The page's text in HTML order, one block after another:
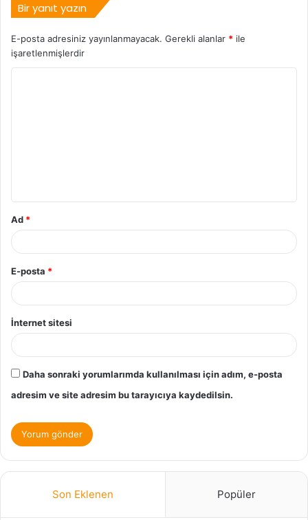
Bir yanıt yazın
E-posta adresiniz yayınlanmayacak. Gerekli alanlar * ile
işaretlenmişlerdir
Ad *
E-posta *
İnternet sitesi
Daha sonraki yorumlarımda kullanılması için adım, e-posta
adresim ve site adresim bu tarayıcıya kaydedilsin.
Son Eklenen Popüler